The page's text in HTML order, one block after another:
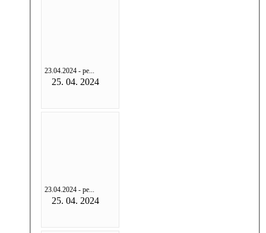
23.04.2024 - ре...
25. 04. 2024
23.04.2024 - ре...
25. 04. 2024